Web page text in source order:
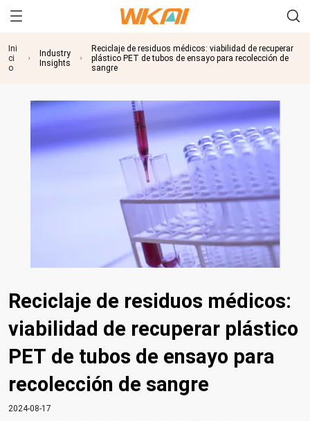
Ini
ci
o
Industry
Insights
Reciclaje de residuos médicos: viabilidad de recuperar
plástico PET de tubos de ensayo para recolección de
sangre
Reciclaje de residuos médicos:
viabilidad de recuperar plástico
PET de tubos de ensayo para
recolección de sangre
2024-08-17